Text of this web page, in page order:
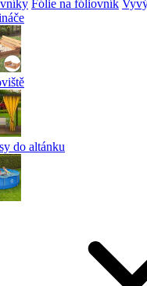
Fólie na fóliovník
do altánku